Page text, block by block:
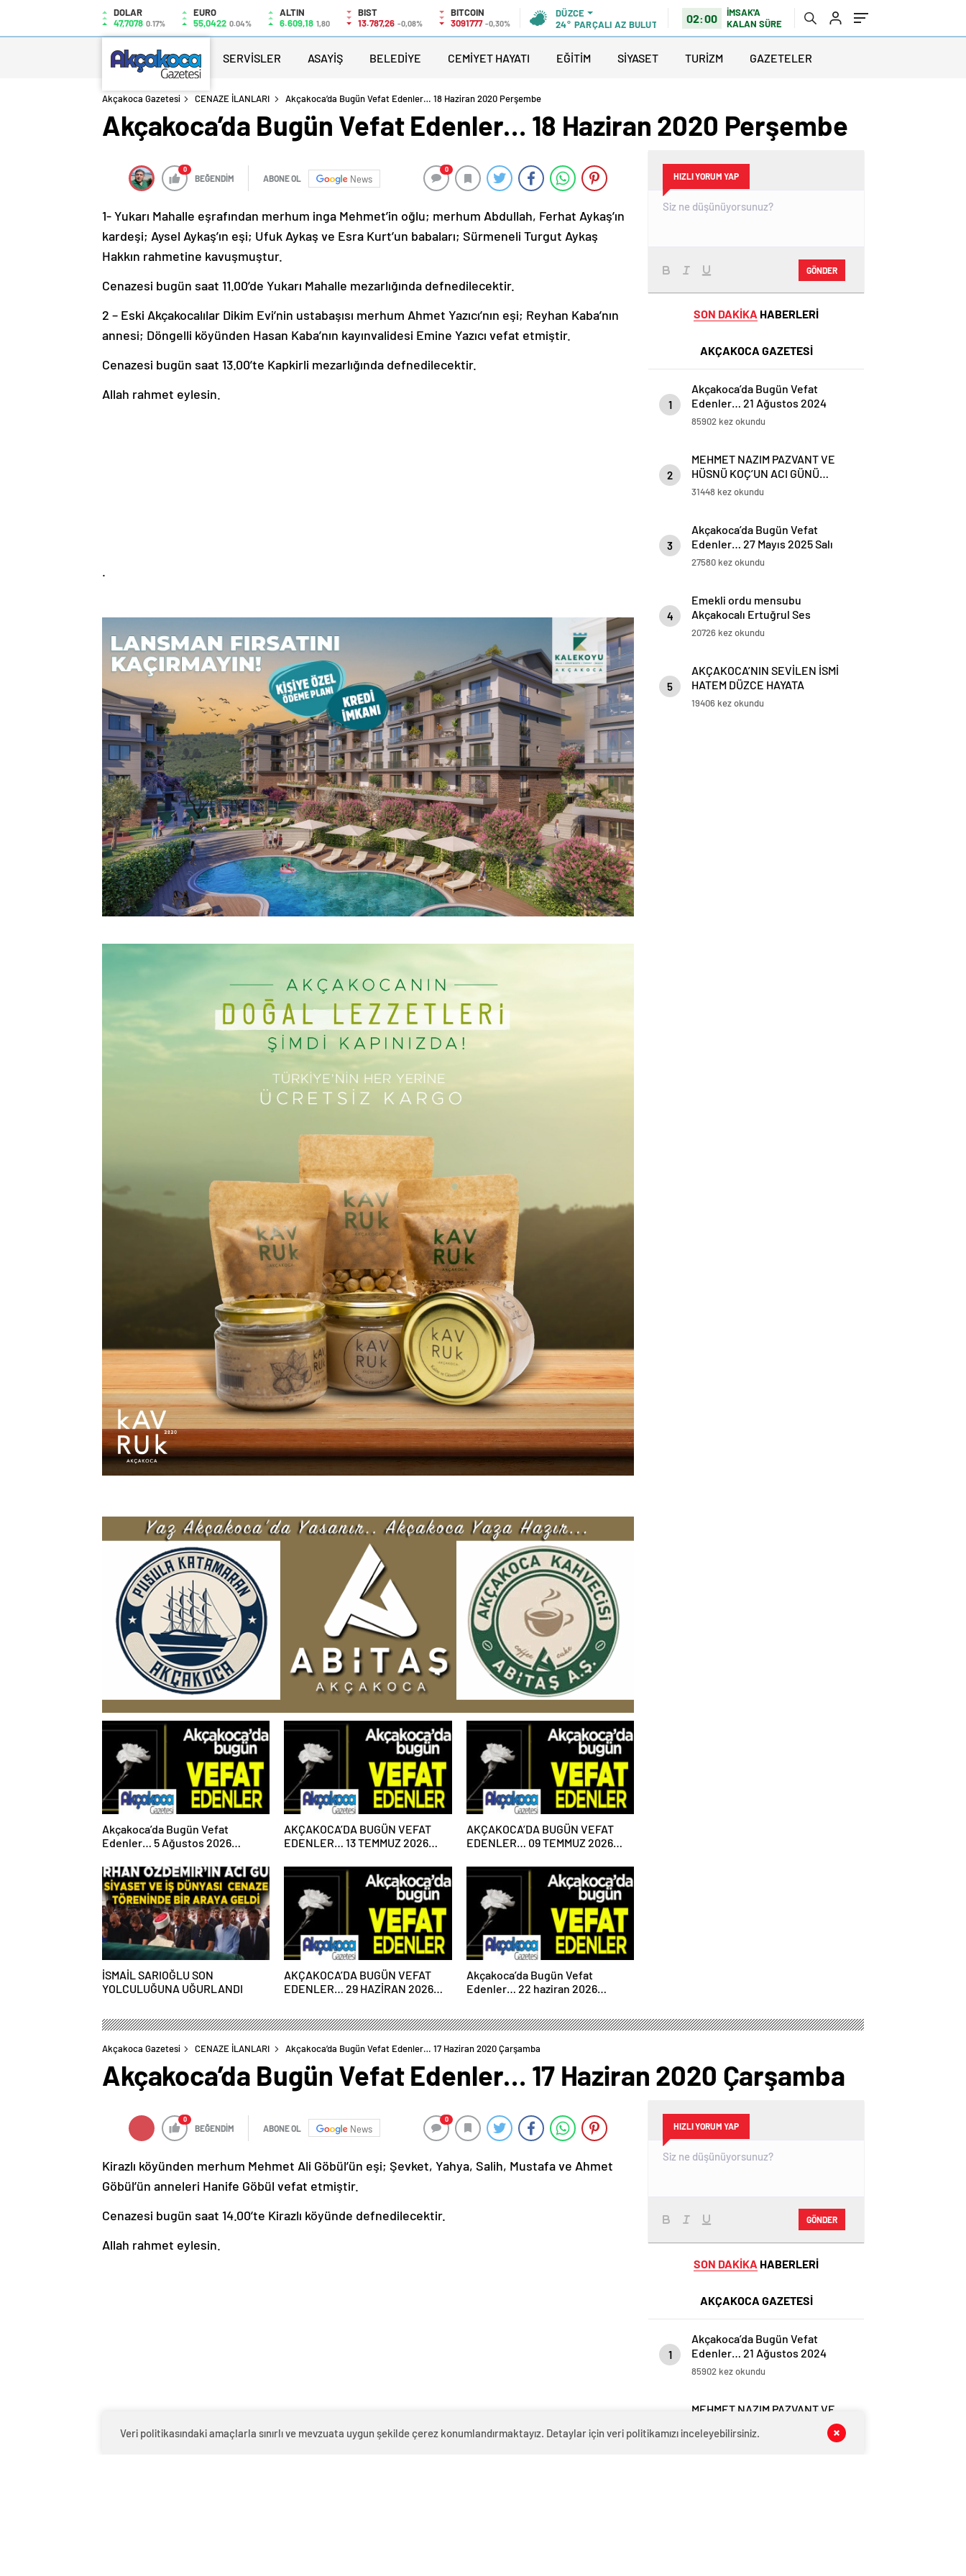
DOLAR
47,7078 0.17%
EURO
55,0422 0.04%
ALTIN
6.609,18 1,80
BIST
13.787,26 -0,08%
BITCOIN
3091777 -0,30%
DÜZCE
24° PARÇALI AZ BULUTLU 02:00
İMSAK'A
KALAN SÜRE
SERVİSLER ASAYİŞ BELEDİYE CEMİYET HAYATI EĞİTİM SİYASET TURİZM GAZETELER
Akçakoca Gazetesi CENAZE İLANLARI Akçakoca’da Bugün Vefat Edenler… 18 Haziran 2020 Perşembe
Akçakoca’da Bugün Vefat Edenler… 18 Haziran 2020 Perşembe
0
BEĞENDİM ABONE OL News
0
1- Yukarı Mahalle eşrafından merhum inga Mehmet’in oğlu; merhum Abdullah, Ferhat Aykaş’ın
kardeşi; Aysel Aykaş’ın eşi; Ufuk Aykaş ve Esra Kurt’un babaları; Sürmeneli Turgut Aykaş
Hakkın rahmetine kavuşmuştur.
Cenazesi bugün saat 11.00’de Yukarı Mahalle mezarlığında defnedilecektir.
2 – Eski Akçakocalılar Dikim Evi’nin ustabaşısı merhum Ahmet Yazıcı’nın eşi; Reyhan Kaba’nın
annesi; Döngelli köyünden Hasan Kaba’nın kayınvalidesi Emine Yazıcı vefat etmiştir.
Cenazesi bugün saat 13.00’te Kapkirli mezarlığında defnedilecektir.
Allah rahmet eylesin.
.
Akçakoca’da Bugün Vefat
Edenler… 5 Ağustos 2026
AKÇAKOCA’DA BUGÜN VEFAT
EDENLER… 13 TEMMUZ 2026
AKÇAKOCA’DA BUGÜN VEFAT
EDENLER… 09 TEMMUZ 2026
İSMAİL SARIOĞLU SON
YOLCULUĞUNA UĞURLANDI
AKÇAKOCA’DA BUGÜN VEFAT
EDENLER… 29 HAZİRAN 2026
Akçakoca’da Bugün Vefat
Edenler… 22 haziran 2026
HIZLI YORUM YAP
GÖNDER
SON DAKİKA HABERLERİ
AKÇAKOCA GAZETESİ
1
Akçakoca’da Bugün Vefat
Edenler… 21 Ağustos 2024
Çarşamba
85902 kez okundu
2
MEHMET NAZIM PAZVANT VE
HÜSNÜ KOÇ’UN ACI GÜNÜ…
31448 kez okundu
3
Akçakoca’da Bugün Vefat
Edenler… 27 Mayıs 2025 Salı
27580 kez okundu
4
Emekli ordu mensubu
Akçakocalı Ertuğrul Ses
Koronavirüse yenik düştü
20726 kez okundu
5
AKÇAKOCA’NIN SEVİLEN İSMİ
HATEM DÜZCE HAYATA
GÖZLERİNİ YUMDU
19406 kez okundu
Akçakoca Gazetesi CENAZE İLANLARI Akçakoca’da Bugün Vefat Edenler… 17 Haziran 2020 Çarşamba
Akçakoca’da Bugün Vefat Edenler… 17 Haziran 2020 Çarşamba
0
BEĞENDİM ABONE OL News
0
Kirazlı köyünden merhum Mehmet Ali Göbül’ün eşi; Şevket, Yahya, Salih, Mustafa ve Ahmet
Göbül’ün anneleri Hanife Göbül vefat etmiştir.
Cenazesi bugün saat 14.00’te Kirazlı köyünde defnedilecektir.
Allah rahmet eylesin.
HIZLI YORUM YAP
GÖNDER
SON DAKİKA HABERLERİ
AKÇAKOCA GAZETESİ
1
Akçakoca’da Bugün Vefat
Edenler… 21 Ağustos 2024
Çarşamba
85902 kez okundu
MEHMET NAZIM PAZVANT VE
31448 kez okundu
Veri politikasındaki amaçlarla sınırlı ve mevzuata uygun şekilde çerez konumlandırmaktayız. Detaylar için veri politikamızı inceleyebilirsiniz.